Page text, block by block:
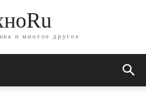
и многое другое